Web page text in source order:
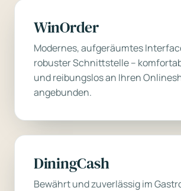
WinOrder
Modernes, aufgeräumtes
robuster Schnittstelle –
und reibungslos an Ihren
angebunden.
DiningCash
Bewährt und zuverlässig im